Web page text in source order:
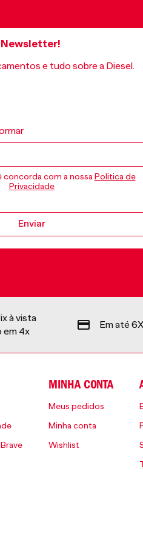
Newsletter!
e tudo sobre a Diesel.
concorda com a nossa Politica de
Privacidade
Enviar
à vista
em 4x
Em até
MINHA CONTA
Meus pedidos
Minha conta
Wishlist